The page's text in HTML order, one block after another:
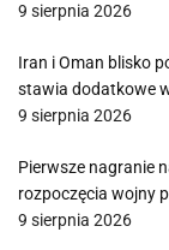
9 sierpnia 2026
Iran i Oman blisko
stawia dodatkowe
9 sierpnia 2026
Pierwsze nagranie
rozpoczęcia wojny
9 sierpnia 2026